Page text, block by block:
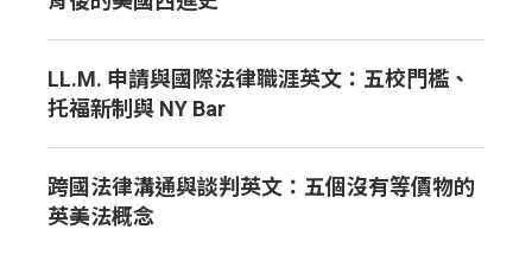
LL.M. 申請與國際法律職涯英文：五校門檻、
托福新制與 NY Bar
跨國法律溝通與談判英文：五個沒有等價物的
英美法概念